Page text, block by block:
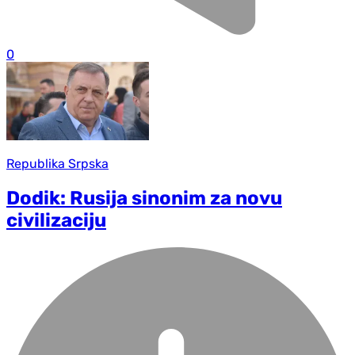
0
Republika Srpska
Dodik: Rusija sinonim za novu
civilizaciju